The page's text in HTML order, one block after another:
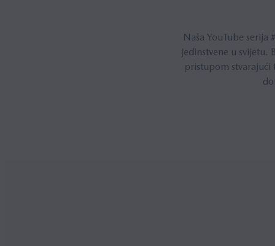
Naša YouTube
jedinstvene u
pristupom